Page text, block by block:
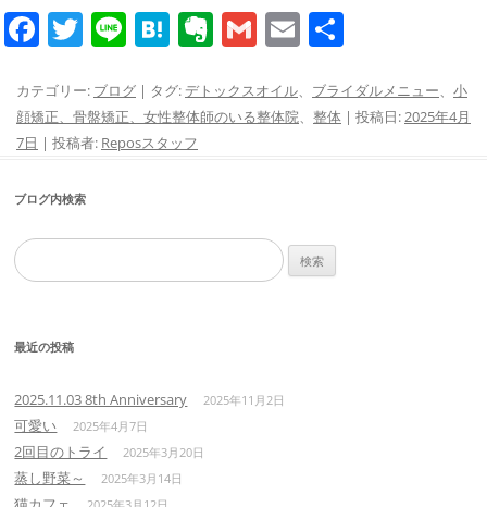
F
c
e
o
o
k
T
itt
er
Li
e
H
e
n
E
er
n
G
ai
l
E
ai
l
カテゴリー: ブログ | タグ: デトックスオイル、 ブライダルメニュー、 小
顔矯正、骨盤矯正、女性整体師のいる整体院、 整体 | 投稿日:2025年4月
7日 | 投稿者: Reposスタッフ
ブログ内検索
検
索:
最近の投稿
2025.11.03 8th Anniversary 2025年11月2日
可愛い 2025年4月7日
2回目のトライ 2025年3月20日
蒸し野菜～ 2025年3月14日